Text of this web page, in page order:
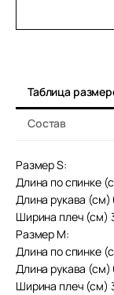
КАРДИГАН
Таблица
Состав
Размер S:
Длина по спинке
Длина рукава (см)
Ширина плеч (см)
Размер М:
Длина по спинке
Длина рукава (см)
Ширина плеч (см)